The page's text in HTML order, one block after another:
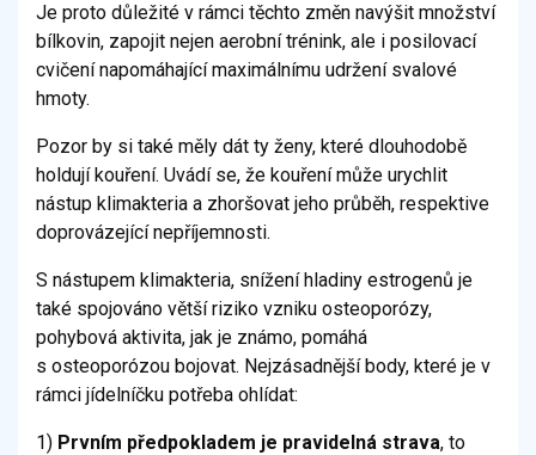
Je proto důležité v rámci těchto změn navýšit množství
bílkovin, zapojit nejen aerobní trénink, ale i posilovací
cvičení napomáhající maximálnímu udržení svalové
hmoty.
Pozor by si také měly dát ty ženy, které dlouhodobě
holdují kouření. Uvádí se, že kouření může urychlit
nástup klimakteria a zhoršovat jeho průběh, respektive
doprovázející nepříjemnosti.
S nástupem klimakteria, snížení hladiny estrogenů je
také spojováno větší riziko vzniku osteoporózy,
pohybová aktivita, jak je známo, pomáhá
s osteoporózou bojovat. Nejzásadnější body, které je v
rámci jídelníčku potřeba ohlídat:
1) Prvním předpokladem je pravidelná strava, to